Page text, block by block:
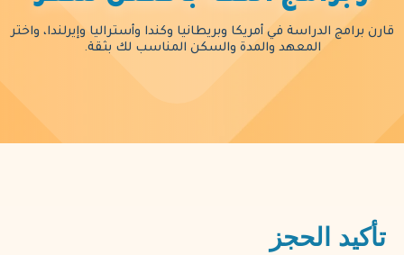
قارن برامج الدراسة في أمريكا وبريطانيا وكندا وأستراليا وإيرلندا، واختر
المعهد والمدة والسكن المناسب لك بثقة.
تأكيد الحجز